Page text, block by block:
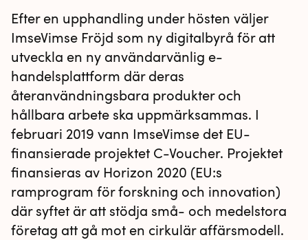
Efter en upphandling under hösten väljer
ImseVimse Fröjd som ny digitalbyrå för att
utveckla en ny användarvänlig e-
handelsplattform där deras
återanvändningsbara produkter och
hållbara arbete ska uppmärksammas. I
februari 2019 vann ImseVimse det EU-
finansierade projektet C-Voucher. Projektet
finansieras av Horizon 2020 (EU:s
ramprogram för forskning och innovation)
där syftet är att stödja små- och medelstora
företag att gå mot en cirkulär affärsmodell.